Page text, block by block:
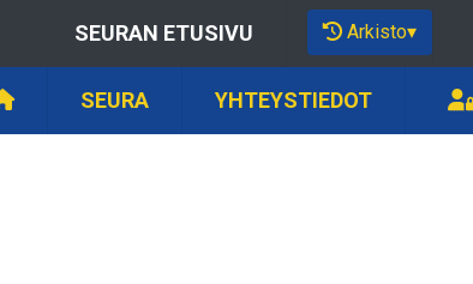
SEURAN ETUSIVU Arkisto▾
SEURA YHTEYSTIEDOT